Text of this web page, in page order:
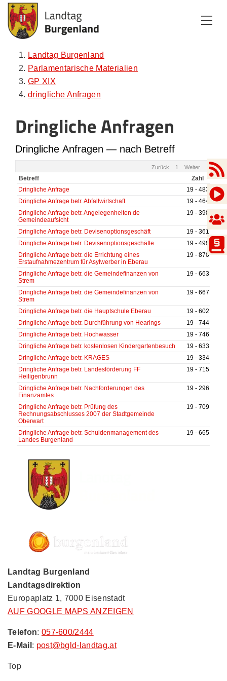
Zum Inhalt
Zum Menü
Zur Suche
Landtag Burgenland
Parlamentarische Materialien
GP XIX
dringliche Anfragen
Dringliche Anfragen
Landtag Burgenland
Landtagsdirektion
Europaplatz 1, 7000 Eisenstadt
AUF GOOGLE MAPS ANZEIGEN
Telefon: 057-600/2444
E-Mail : post@bgld-landtag.at
Top